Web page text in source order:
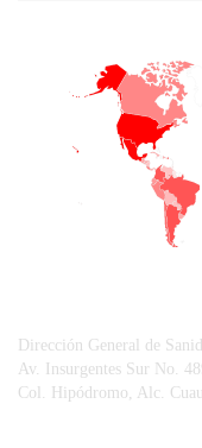
Dirección General de
Av. Insurgentes Sur No.
Col. Hipódromo, Alc.